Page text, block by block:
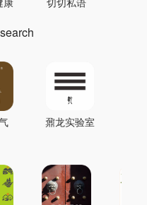
鼐龙实验室